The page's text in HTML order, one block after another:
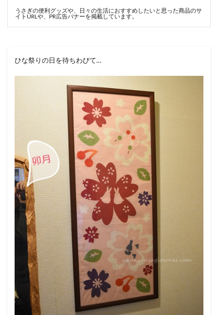
うさぎの便利グッズや、日々の生活におすすめしたいと思った商品のサ
イトURLや、PR広告バナーを掲載しています。
ひな祭りの日を待ちわびて…